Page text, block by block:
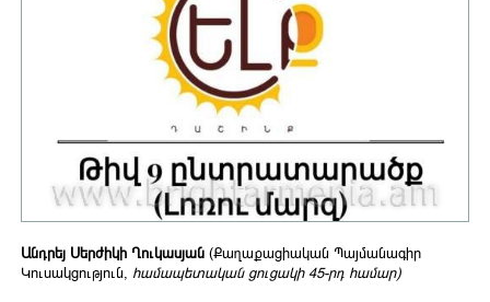
Անդրեյ Սերժիկի Ղուկասյան (Քաղաքացիական Պայմանագիր
Կուսակցություն, համապետական ցուցակի 45-րդ համար)